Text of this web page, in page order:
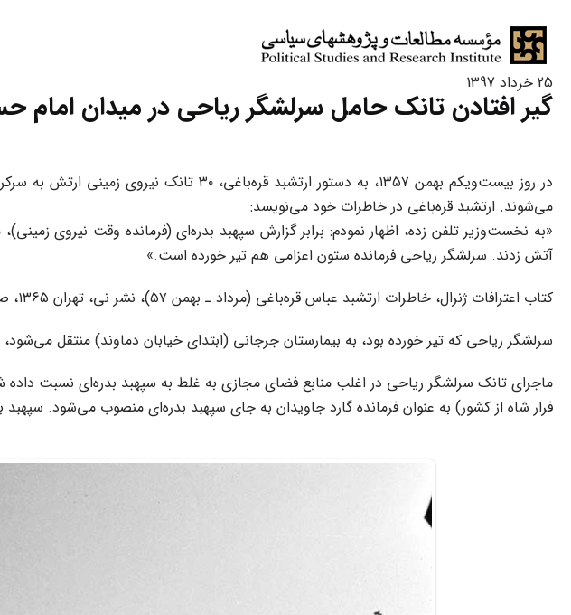
25 خرداد 1397
گیر افتادن تانک حامل سرلشگر ریاحی در میدان امام
در روز بیست‌ویکم بهمن ۱۳۵۷، به دستور
می‌شوند. ارتشبد قره‌باغی در خاطرات خود می‌نویسد:
«به نخست‌وزیر تلفن زده، اظهار نمودم: برابر گزارش سپهبد بدره‌ای (فرمانده وقت نیروی
آتش زدند. سرلشگر ریاحی فرمانده ستون اعزامی هم تیر خورده است.»
کتاب اعترافات ژنرال، خاطرات ارتشبد عباس قره‌باغی (مرداد ـ بهمن ۵۷)، نشر نی، تهران ۱۳۶۵، ص ۳۴۲.
سرلشگر ریاحی که تیر خورده بود، به بیمارستان جرجانی (ابتدای خیابان دماوند) منتقل
ماجرای تانک سرلشگر ریاحی در اغلب منابع فضای مجازی به غلط به سپهبد بدره‌ای نسبت
فرار شاه از کشور) به عنوان فرمانده گارد جاویدان به جای سپهبد بدره‌ای منصوب می‌شود.